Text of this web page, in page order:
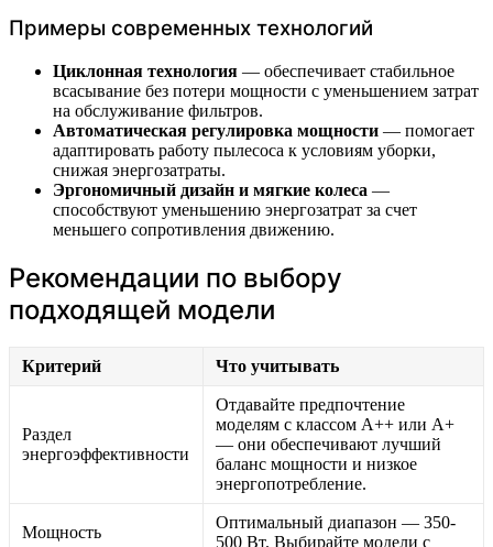
Примеры современных технологий
Циклонная технология — обеспечивает стабильное
всасывание без потери мощности с уменьшением затрат
на обслуживание фильтров.
Автоматическая регулировка мощности — помогает
адаптировать работу пылесоса к условиям уборки,
снижая энергозатраты.
Эргономичный дизайн и мягкие колеса —
способствуют уменьшению энергозатрат за счет
меньшего сопротивления движению.
Рекомендации по выбору
подходящей модели
Критерий Что учитывать
Раздел
энергоэффективности
Отдавайте предпочтение
моделям с классом A++ или A+
— они обеспечивают лучший
баланс мощности и низкое
энергопотребление.
Мощность
Оптимальный диапазон — 350-
500 Вт. Выбирайте модели с